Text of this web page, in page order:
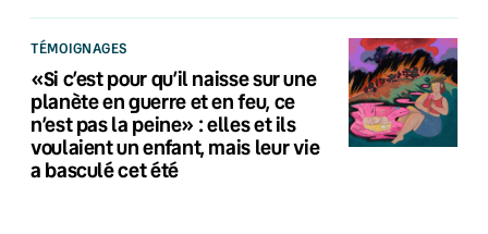
TÉMOIGNAGES
«Si c’est pour qu’il naisse sur une
planète en guerre et en feu, ce
n’est pas la peine» : elles et ils
voulaient un enfant, mais leur vie
a basculé cet été